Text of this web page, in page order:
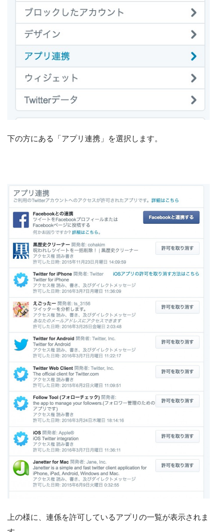
下の方にある「アプリ連携」を選択します。
上の様に、連係を許可しているアプリの一覧が表示されま